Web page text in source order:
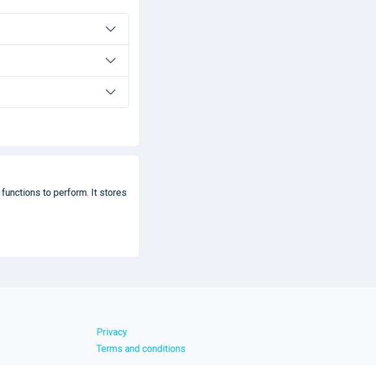
to perform. It stores
Privacy
Terms and conditions